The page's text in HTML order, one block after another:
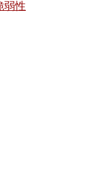
弱性